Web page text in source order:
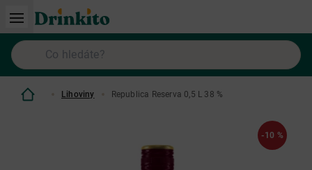
Lihoviny Republica Reserva 0,5 L 38 %
-10 %